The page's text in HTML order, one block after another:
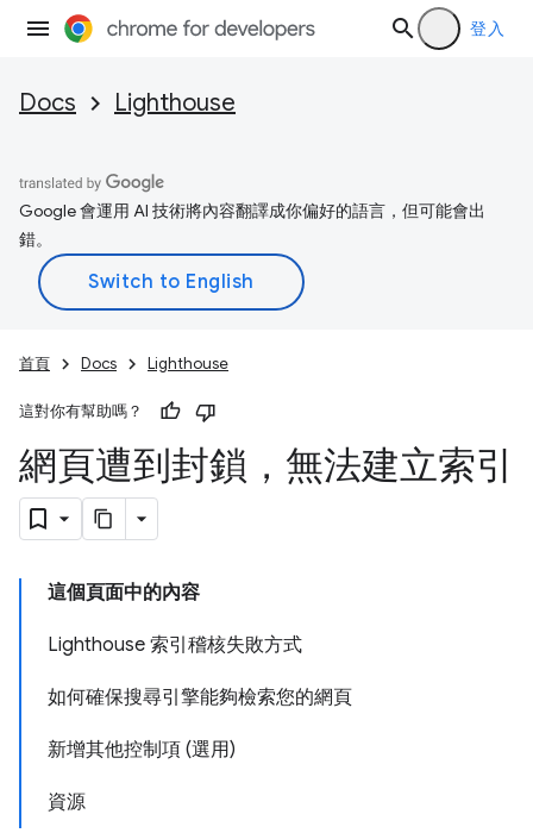
登入
Docs Lighthouse
Google 會運用 AI 技術將內容翻譯成你偏好的語言，但可能會出
錯。
首頁 Docs Lighthouse
這對你有幫助嗎？
網頁遭到封鎖，無法建立索引
這個頁面中的內容
Lighthouse 索引稽核失敗方式
如何確保搜尋引擎能夠檢索您的網頁
新增其他控制項 (選用)
資源